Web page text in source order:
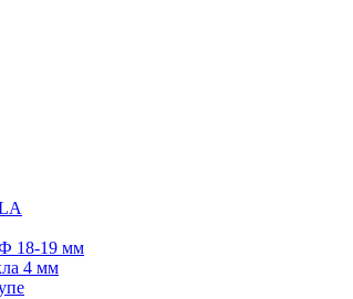
18-19 мм
4 мм